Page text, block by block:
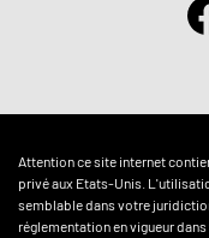
Attention ce site internet
privé aux Etats-Unis.
semblable dans votre
réglementation en vigueur